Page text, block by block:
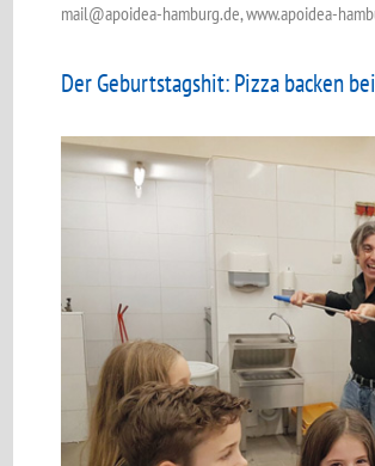
mail@apoidea-hamburg.de, www.apoidea-
Der Geburtstagshit: Pizza backen